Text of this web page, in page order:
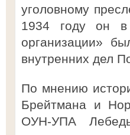
уголовному
1934 году он в
организации»
внутренних дел
По мнению
Брейтмана и
ОУН-УПА